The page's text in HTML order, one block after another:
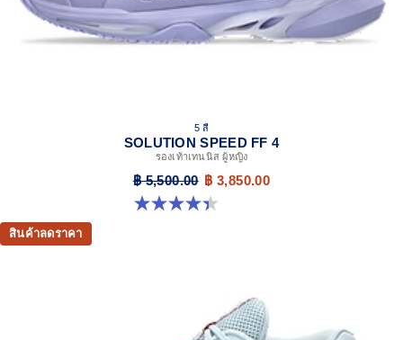
5 สี
SOLUTION SPEED FF 4
รองเท้าเทนนิส ผู้หญิง
฿ 5,500.00 ฿ 3,850.00
4.4 จาก 5 ดาว 15 รีวิว
สินค้าลดราคา